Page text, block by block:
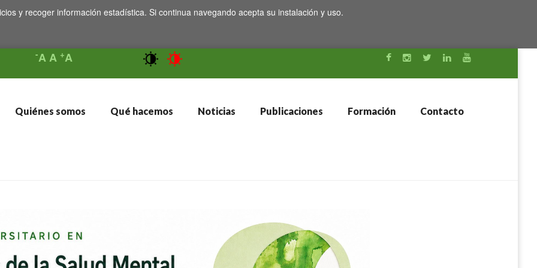
y recoger información estadística. Si continua navegando acepta su instalación y uso.
-AA +A
Quiénes somos Qué hacemos Noticias Publicaciones Formación Contacto